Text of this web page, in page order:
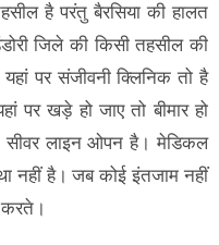
है परंतु बैरसिया की हालत
जिले की किसी तहसील की
पर संजीवनी क्लिनिक तो है
पर खड़े हो जाए तो बीमार हो
सीवर लाइन ओपन है। मेडिकल
नहीं है। जब कोई इंतजाम नहीं
करते।